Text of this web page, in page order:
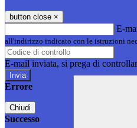
button close ×
E-
all'indirizzo indicato con le istruzioni
E-mail inviata, si prega di
Errore
Chiudi
Successo